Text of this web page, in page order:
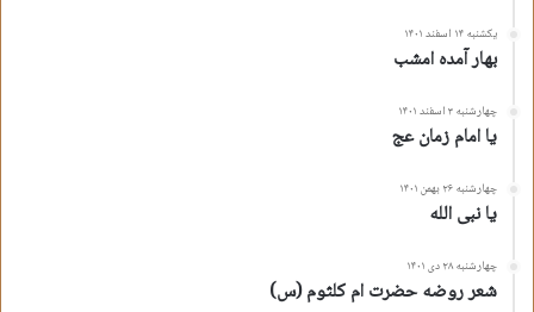
یکشنبه ۱۴ اسفند ۱۴۰۱
بهار آمده امشب
چهارشنبه ۳ اسفند ۱۴۰۱
یا امام زمان عج
چهارشنبه ۲۶ بهمن ۱۴۰۱
یا نبی الله
چهارشنبه ۲۸ دی ۱۴۰۱
شعر روضه حضرت ام کلثوم (س)